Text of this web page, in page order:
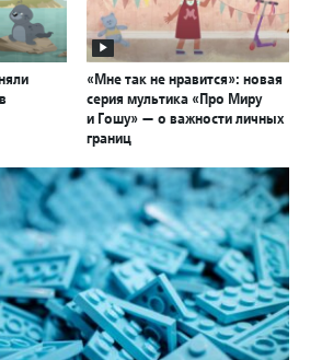
«Мне так не нравится»: новая
серия мультика «Про Миру
и Гошу» — о важности личных
границ